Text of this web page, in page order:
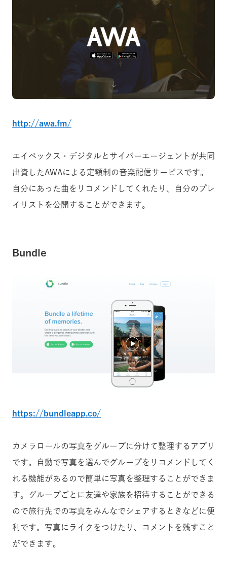
http://awa.fm/
エイベックス・デジタルとサイバーエージェントが共同
出資したAWAによる定額制の音楽配信サービスです。
自分にあった曲をリコメンドしてくれたり、自分のプレ
イリストを公開することができます。
Bundle
https://bundleapp.co/
カメラロールの写真をグループに分けて整理するアプリ
です。自動で写真を選んでグループをリコメンドしてく
れる機能があるので簡単に写真を整理することができま
す。グループごとに友達や家族を招待することができる
ので旅行先での写真をみんなでシェアするときなどに便
利です。写真にライクをつけたり、コメントを残すこと
ができます。